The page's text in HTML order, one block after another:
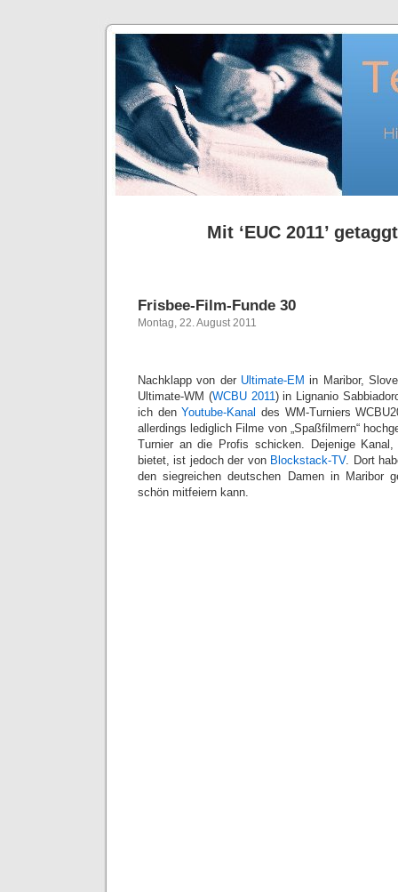
Mit ‘EUC 2011’
Frisbee-Film-Funde 30
Montag, 22. August 2011
Nachklapp von der Ultimate-EM in Maribor,
Ultimate-WM (WCBU 2011) in Lignanio
ich denYoutube-Kanal des WM-Turniers
allerdings lediglich Filme von „Spaßfilmern“
Turnier an die Profis schicken. Dejenige
bietet, ist jedoch der von Blockstack-TV. Dort
den siegreichen deutschen Damen in Maribor
schön mitfeiern kann.